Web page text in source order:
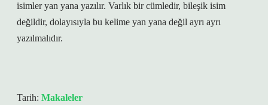
isimler yan yana yazılır. Varlık bir cümledir, bileşik isim
değildir, dolayısıyla bu kelime yan yana değil ayrı ayrı
yazılmalıdır.
Tarih: Makaleler